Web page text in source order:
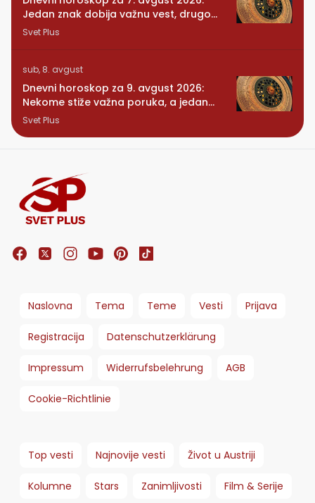
Jedan znak dobija važnu vest, drugom
se vraća osoba iz prošlosti
Svet Plus
sub, 8. avgust
Dnevni horoskop za 9. avgust 2026:
Nekome stiže važna poruka, a jedan
znak konačno preseca
Svet Plus
Naslovna Tema Teme Vesti Prijava
Registracija Datenschutzerklärung
Impressum Widerrufsbelehrung AGB
Cookie-Richtlinie
Top vesti Najnovije vesti Život u Austriji
Kolumne Stars Zanimljivosti Film & Serije